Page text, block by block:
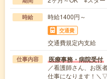
時給 時給1400円～
交通費
交通費規定内支給
仕事内容 医療事務・病院受付
／看護師さん、お医
仕事になります！